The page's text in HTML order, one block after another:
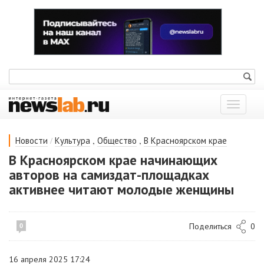
Показать
меню
Новости / Культура , Общество , В Красноярском крае
В Красноярском крае начинающих
авторов на самиздат-площадках
активнее читают молодые женщины
0 Поделиться 0
16 апреля 2025 17:24